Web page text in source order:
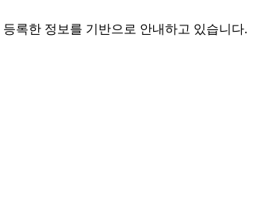
록한 정보를 기반으로 안내하고 있습니다.